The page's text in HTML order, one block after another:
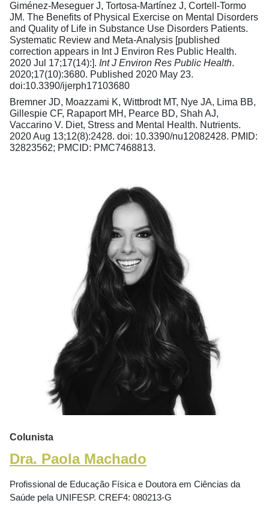
Colunista
Dra. Paola Machado
Profissional de Educação Física e Doutora em Ciências da
Saúde pela UNIFESP. CREF4: 080213-G
Giménez-Meseguer J, Tortosa-Martínez J, Cortell-Tormo
JM. The Benefits of Physical Exercise on Mental Disorders
and Quality of Life in Substance Use Disorders Patients.
Systematic Review and Meta-Analysis [published
correction appears in Int J Environ Res Public Health.
2020 Jul 17;17(14):]. Int J Environ Res Public Health.
2020;17(10):3680. Published 2020 May 23.
doi:10.3390/ijerph17103680
Bremner JD, Moazzami K, Wittbrodt MT, Nye JA, Lima BB,
Gillespie CF, Rapaport MH, Pearce BD, Shah AJ,
Vaccarino V. Diet, Stress and Mental Health. Nutrients.
2020 Aug 13;12(8):2428. doi: 10.3390/nu12082428. PMID:
32823562; PMCID: PMC7468813.